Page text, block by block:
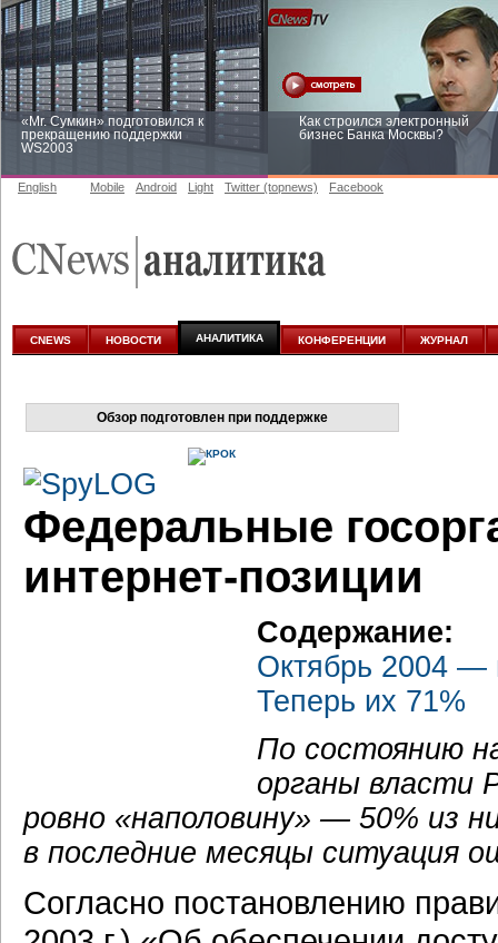
«Mr. Сумкин» подготовился к
прекращению поддержки
WS2003
Как строился электронный
бизнес Банка Москвы?
аналитике
English Mobile Android Light Twitter (topnews) Facebook
CNEWS НОВОСТИ АНАЛИТИКА КОНФЕРЕНЦИИ ЖУРНАЛ
Обзор подготовлен при поддержке
Федеральные
интернет-позиции
Содержание:
Октябрь 2004 —
Теперь их 71%
По состоянию
органы власти
ровно «наполовину» — 50% из
в последние месяцы ситуация
Согласно постановлению